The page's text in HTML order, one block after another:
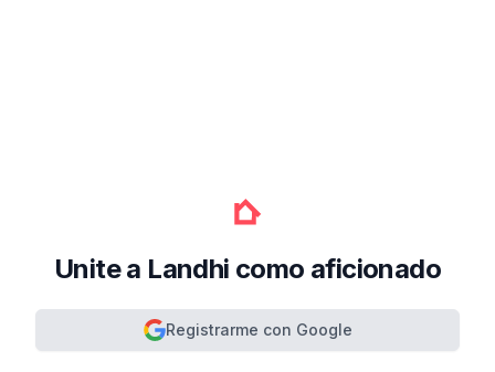
Unite a Landhi como aficionado
Registrarme con Google